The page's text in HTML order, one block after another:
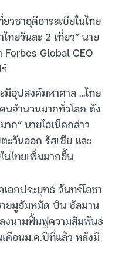
วซาอุดีอาระเบียในไทย
ทยวันละ 2 เที่ยว” นาย
Global CEO
มีอุปสงค์มหาศาล …ไทย
จำนวนมากทั่วโลก ดัง
ก” นายไฮเน็คกล่าว
ะวันออก รัสเซีย และ
นไทยเพิ่มมากขึ้น
อกประยุทธ์ จันทร์โอชา
ายมูฮัมหมัด บิน ซัลมาน
งนามฟื้นฟูความสัมพันธ์
เดือนม.ค.ปีที่แล้ว หลังมี